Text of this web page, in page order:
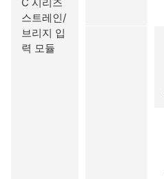
스트레인/
브리지 입
력 모듈